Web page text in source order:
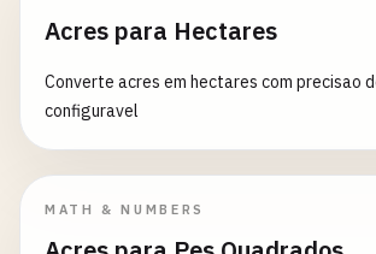
Acres para Hectares
Converte acres em hectares com precisao
configuravel
MATH & NUMBERS